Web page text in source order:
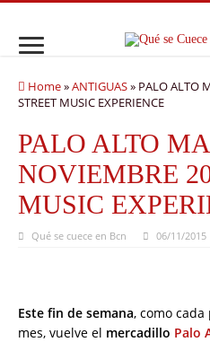
Home»ANTIGUAS» PALO ALTO
STREET MUSIC EXPERIENCE
PALO ALTO
NOVIEMBRE
MUSIC
Qué se cuece en Bcn 06/11/2015
Este fin de semana, como
mes, vuelve el mercadillo Palo